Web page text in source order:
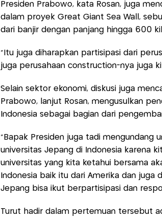
Presiden Prabowo, kata Rosan, juga
dalam proyek Great Giant Sea Wall,
dari banjir dengan panjang hingga 600
"Itu juga diharapkan partisipasi dari
juga perusahaan construction-nya juga
Selain sektor ekonomi, diskusi juga
Prabowo, lanjut Rosan, mengusulkan
Indonesia sebagai bagian dari
"Bapak Presiden juga tadi mengundang
universitas Jepang di Indonesia karena
universitas yang kita ketahui bersama
Indonesia baik itu dari Amerika dan juga
Jepang bisa ikut berpartisipasi dan
Turut hadir dalam pertemuan tersebut